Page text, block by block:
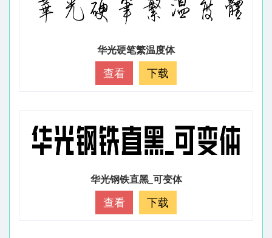
华光硬笔繁温度体
查看 下载
华光钢铁直黑_可变体
查看 下载